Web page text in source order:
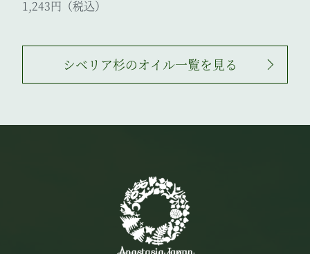
1,243円（税込）
シベリア杉のオイル一覧を見る